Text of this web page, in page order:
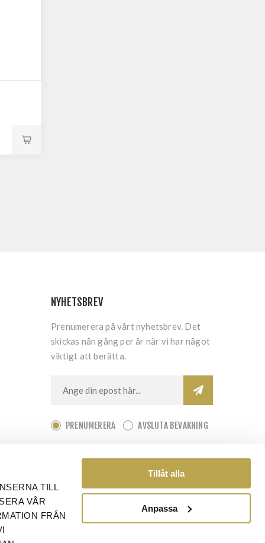
TILL
VÅR
FRÅN
Tillåt alla
Anpassa
NYHETSBREV
Prenumerera på vårt nyhetsbrev. Det
skickas nån gång per år när vi har något
viktigt att berätta.
PRENUMERERA AVSLUTA BEVAKNING